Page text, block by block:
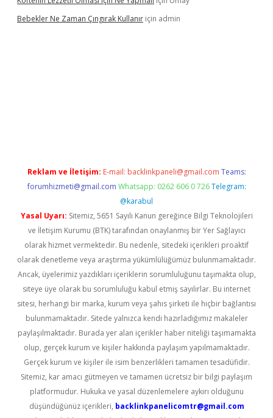
Bebekler Ne Zaman Çıngırak Kullanır için admin
Reklam ve İletişim: E-mail: backlinkpaneli@gmail.com Teams:
forumhizmeti@gmail.com Whatsapp: 0262 606 0 726 Telegram:
@karabul
Yasal Uyarı: Sitemiz, 5651 Sayılı Kanun gereğince Bilgi Teknolojileri
ve İletişim Kurumu (BTK) tarafından onaylanmış bir Yer Sağlayıcı
olarak hizmet vermektedir. Bu nedenle, sitedeki içerikleri proaktif
olarak denetleme veya araştırma yükümlülüğümüz bulunmamaktadır.
Ancak, üyelerimiz yazdıkları içeriklerin sorumluluğunu taşımakta olup,
siteye üye olarak bu sorumluluğu kabul etmiş sayılırlar. Bu internet
sitesi, herhangi bir marka, kurum veya şahıs şirketi ile hiçbir bağlantısı
bulunmamaktadır. Sitede yalnızca kendi hazırladığımız makaleler
paylaşılmaktadır. Burada yer alan içerikler haber niteliği taşımamakta
olup, gerçek kurum ve kişiler hakkında paylaşım yapılmamaktadır.
Gerçek kurum ve kişiler ile isim benzerlikleri tamamen tesadüfidir.
Sitemiz, kar amacı gütmeyen ve tamamen ücretsiz bir bilgi paylaşım
platformudur. Hukuka ve yasal düzenlemelere aykırı olduğunu
düşündüğünüz içerikleri, backlinkpanelicomtr@gmail.com